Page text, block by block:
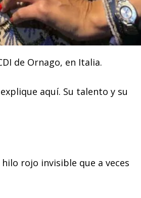
de Ornago, en Italia.
aquí. Su talento y su
rojo invisible que a veces